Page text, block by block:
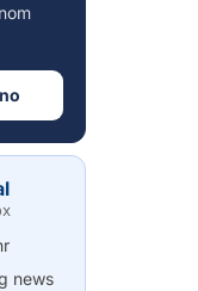
news